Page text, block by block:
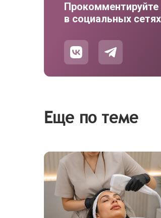
Прокомментируйте
в социальных сетях
Еще по теме